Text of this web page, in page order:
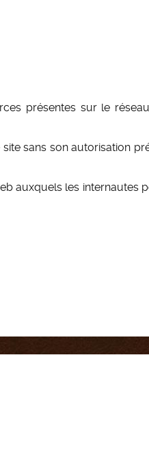
présentes sur le
sans son autorisation
auxquels les internautes